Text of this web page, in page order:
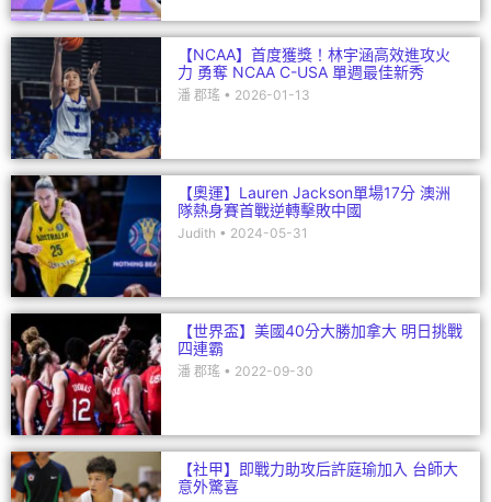
【NCAA】首度獲獎！林宇涵高效進攻火
力 勇奪 NCAA C-USA 單週最佳新秀
潘 郡瑤 2026-01-13
【奧運】Lauren Jackson單場17分 澳洲
隊熱身賽首戰逆轉擊敗中國
Judith 2024-05-31
【世界盃】美國40分大勝加拿大 明日挑戰
四連霸
潘 郡瑤 2022-09-30
【社甲】即戰力助攻后許庭瑜加入 台師大
意外驚喜